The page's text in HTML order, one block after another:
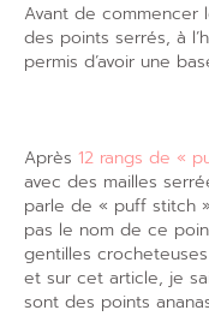
Avant de commencer
des points serrés, à
permis d’avoir une
Après 12 rangs de «
avec des mailles
parle de « puff stitch
pas le nom de ce
gentilles
et sur cet article, je
sont des points